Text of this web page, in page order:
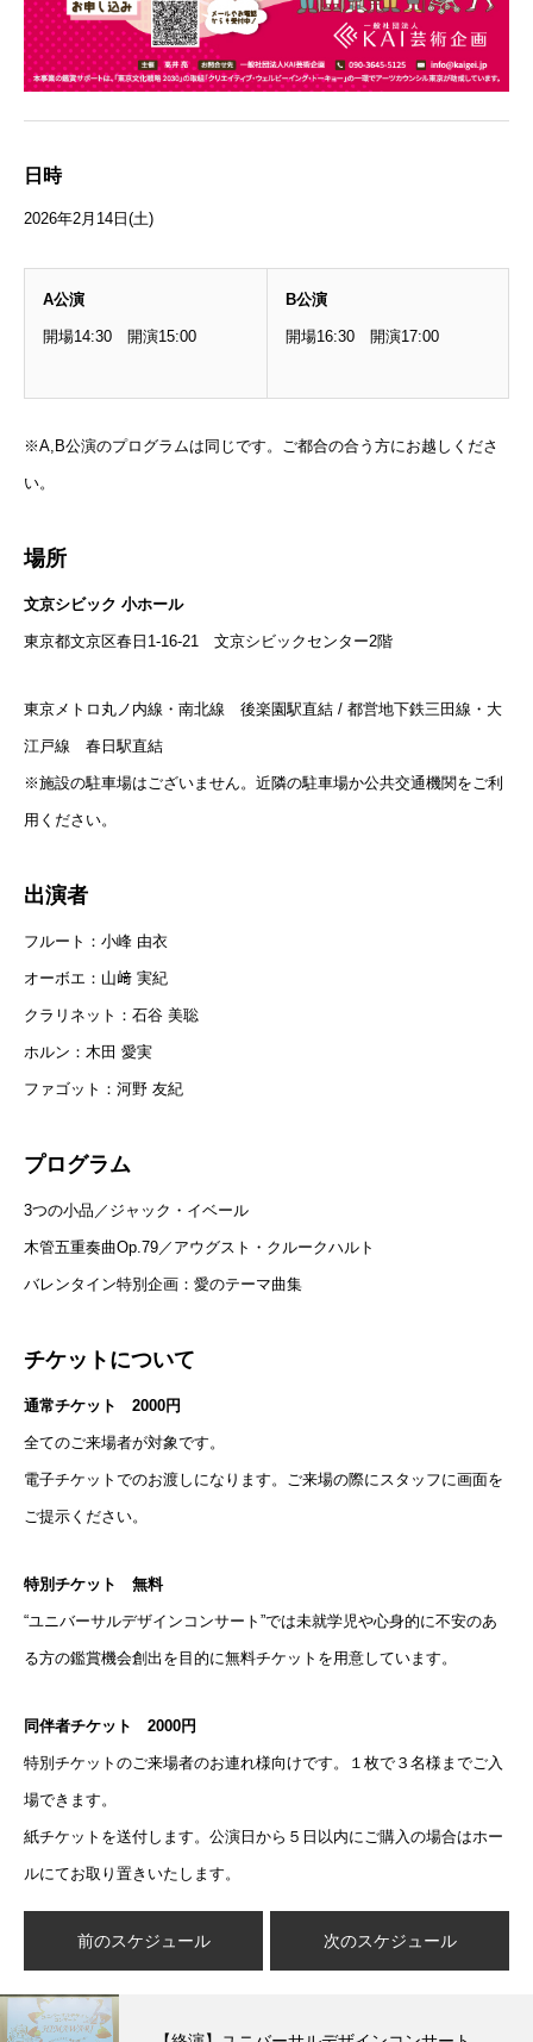
日時
2026年2月14日(土)
A公演
開場14:30 開演15:00
B公演
開場16:30 開演17:00
※A,B公演のプログラムは同じです。ご都合の合う方にお越しくださ
い。
場所
文京シビック 小ホール
東京都文京区春日1-16-21 文京シビックセンター2階
東京メトロ丸ノ内線・南北線 後楽園駅直結 / 都営地下鉄三田線・大
江戸線 春日駅直結
※施設の駐車場はございません。近隣の駐車場か公共交通機関をご利
用ください。
出演者
フルート：小峰 由衣
オーボエ：山﨑 実紀
クラリネット：石谷 美聡
ホルン：木田 愛実
ファゴット：河野 友紀
プログラム
3つの小品／ジャック・イベール
木管五重奏曲Op.79／アウグスト・クルークハルト
バレンタイン特別企画：愛のテーマ曲集
チケットについて
通常チケット 2000円
全てのご来場者が対象です。
電子チケットでのお渡しになります。ご来場の際にスタッフに画面を
ご提示ください。
特別チケット 無料
“ユニバーサルデザインコンサート”では未就学児や心身的に不安のあ
る方の鑑賞機会創出を目的に無料チケットを用意しています。
同伴者チケット 2000円
特別チケットのご来場者のお連れ様向けです。１枚で３名様までご入
場できます。
紙チケットを送付します。公演日から５日以内にご購入の場合はホー
ルにてお取り置きいたします。
前のスケジュール 次のスケジュール